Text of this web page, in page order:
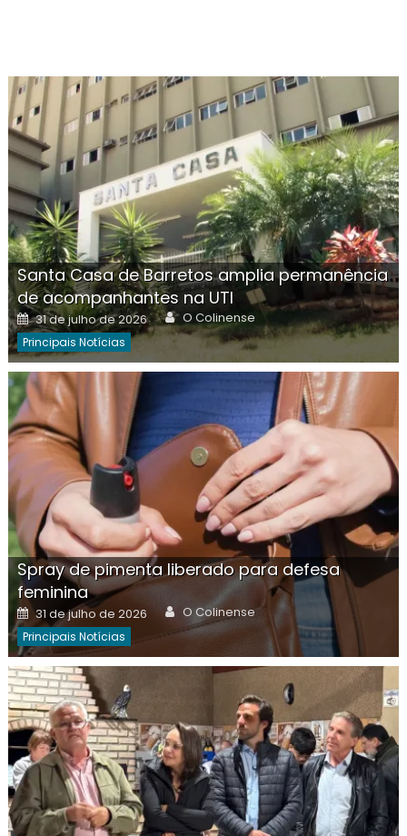
Santa Casa de Barretos amplia permanência
de acompanhantes na UTI
Posted
on
31 de julho de 2026 Author
O Colinense
Principais Notícias
Spray de pimenta liberado para defesa
feminina
Posted
on
31 de julho de 2026 Author
O Colinense
Principais Notícias